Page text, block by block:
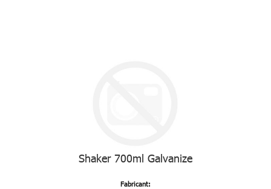
Shaker 700ml Galvanize
Fabricant: